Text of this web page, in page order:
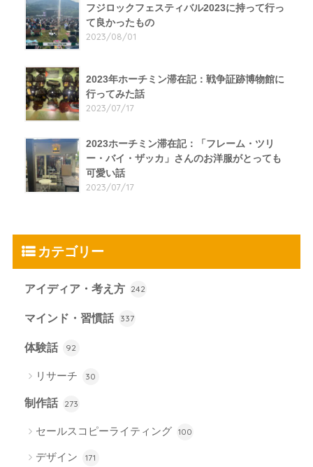
フジロックフェスティバル2023に持って行っ
て良かったもの
2023/08/01
2023年ホーチミン滞在記：戦争証跡博物館に
行ってみた話
2023/07/17
2023ホーチミン滞在記：「フレーム・ツリ
ー・バイ・ザッカ」さんのお洋服がとっても
可愛い話
2023/07/17
カテゴリー
アイディア・考え方 242
マインド・習慣話 337
体験話 92
リサーチ 30
制作話 273
セールスコピーライティング 100
デザイン 171